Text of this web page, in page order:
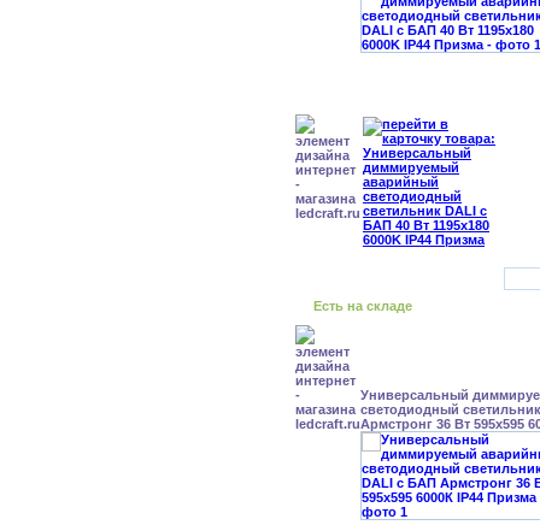
Есть на складе
Универсальный
светодиодный
Армстронг 36 Вт 595x595